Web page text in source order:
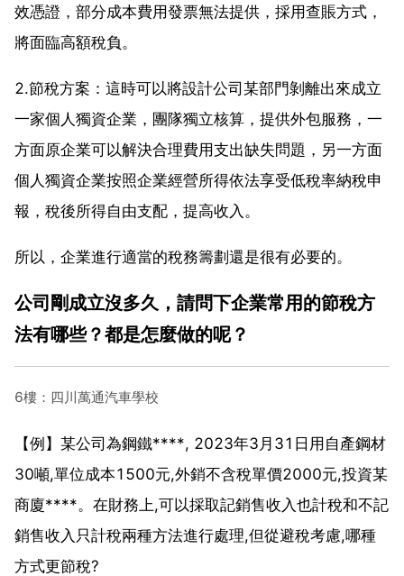
效憑證，部分成本費用發票無法提供，採用查賬方式，
將面臨高額稅負。
2.節稅方案：這時可以將設計公司某部門剝離出來成立
一家個人獨資企業，團隊獨立核算，提供外包服務，一
方面原企業可以解決合理費用支出缺失問題，另一方面
個人獨資企業按照企業經營所得依法享受低稅率納稅申
報，稅後所得自由支配，提高收入。
所以，企業進行適當的稅務籌劃還是很有必要的。
公司剛成立沒多久，請問下企業常用的節稅方
法有哪些？都是怎麼做的呢？
6樓：四川萬通汽車學校
【例】某公司為鋼鐵****, 2023年3月31日用自產鋼材
30噸,單位成本1500元,外銷不含稅單價2000元,投資某
商廈****。在財務上,可以採取記銷售收入也計稅和不記
銷售收入只計稅兩種方法進行處理,但從避稅考慮,哪種
方式更節稅?